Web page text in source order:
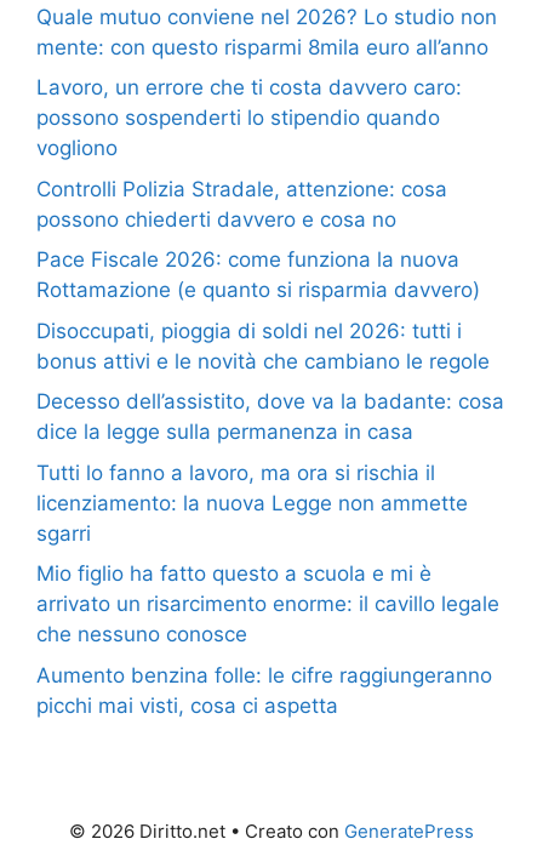
Quale mutuo conviene nel 2026? Lo studio non
mente: con questo risparmi 8mila euro all’anno
Lavoro, un errore che ti costa davvero caro:
possono sospenderti lo stipendio quando
vogliono
Controlli Polizia Stradale, attenzione: cosa
possono chiederti davvero e cosa no
Pace Fiscale 2026: come funziona la nuova
Rottamazione (e quanto si risparmia davvero)
Disoccupati, pioggia di soldi nel 2026: tutti i
bonus attivi e le novità che cambiano le regole
Decesso dell’assistito, dove va la badante: cosa
dice la legge sulla permanenza in casa
Tutti lo fanno a lavoro, ma ora si rischia il
licenziamento: la nuova Legge non ammette
sgarri
Mio figlio ha fatto questo a scuola e mi è
arrivato un risarcimento enorme: il cavillo legale
che nessuno conosce
Aumento benzina folle: le cifre raggiungeranno
picchi mai visti, cosa ci aspetta
© 2026 Diritto.net • Creato con GeneratePress